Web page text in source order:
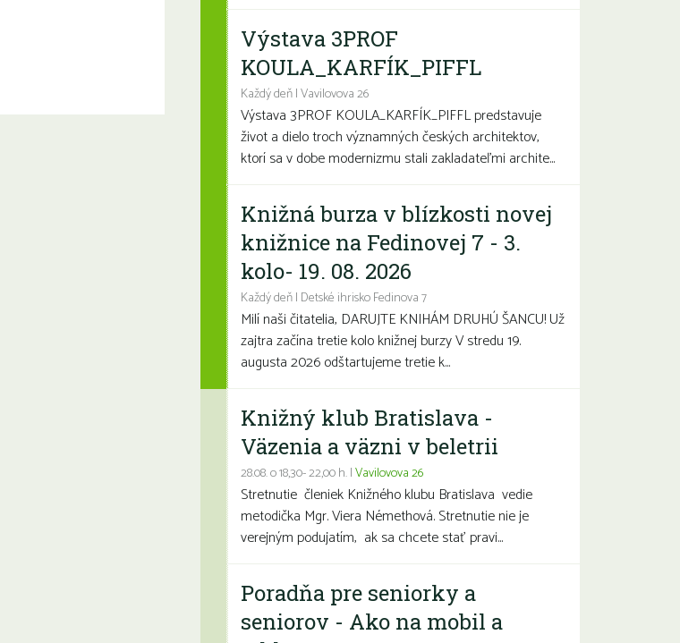
Výstava 3PROF
KOULA_KARFÍK_PIFFL
Každý deň | Vavilovova 26
Výstava 3PROF KOULA_KARFÍK_PIFFL predstavuje
život a dielo troch významných českých architektov,
ktorí sa v dobe modernizmu stali zakladateľmi archite...
Knižná burza v blízkosti novej
knižnice na Fedinovej 7 - 3.
kolo- 19. 08. 2026
Každý deň | Detské ihrisko Fedinova 7
Milí naši čitatelia, DARUJTE KNIHÁM DRUHÚ ŠANCU! Už
zajtra začína tretie kolo knižnej burzy V stredu 19.
augusta 2026 odštartujeme tretie k...
Knižný klub Bratislava -
Väzenia a väzni v beletrii
28.08. o 18,30- 22,00 h. |Vavilovova 26
Stretnutie členiek Knižného klubu Bratislava vedie
metodička Mgr. Viera Némethová. Stretnutie nie je
verejným podujatím, ak sa chcete stať pravi...
Poradňa pre seniorky a
seniorov - Ako na mobil a